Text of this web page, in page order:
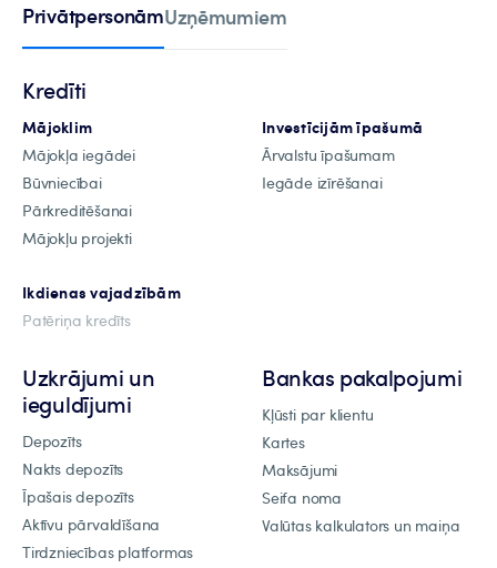
PrivātpersonāmUzņēmumiem
Kredīti
Mājoklim
Mājokļa iegādei
Būvniecībai
Pārkreditēšanai
Mājokļu projekti
Investīcijām īpašumā
Ārvalstu īpašumam
Iegāde izīrēšanai
Ikdienas vajadzībām
Patēriņa kredīts
Uzkrājumi un
ieguldījumi
Depozīts
Nakts depozīts
Īpašais depozīts
Aktīvu pārvaldīšana
Tirdzniecības platformas
Bankas pakalpojumi
Kļūsti par klientu
Kartes
Maksājumi
Seifa noma
Valūtas kalkulators un maiņa